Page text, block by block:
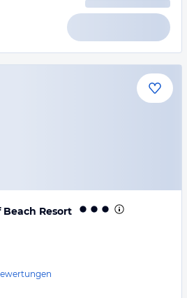
Resort